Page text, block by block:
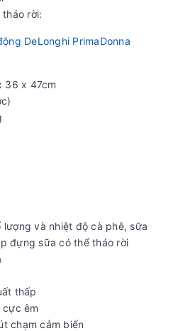
rời:
DeLonghi PrimaDonna
36 x 47cm
và nhiệt độ cà phê, sữa
đựng sữa có thể tháo rời
thấp
cực êm
chạm cảm biến